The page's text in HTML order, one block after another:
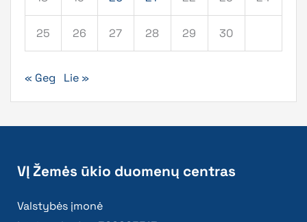
25 26 27 28 29 30
« Geg Lie »
VĮ Žemės ūkio duomenų centras
Valstybės įmonė